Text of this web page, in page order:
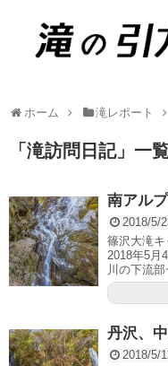
ホーム 滝レポート
「 滝訪問日記」 一
南アル
2018/5/
篠沢大滝キ
2018年5月
川の下流
丹沢、
2018/5/